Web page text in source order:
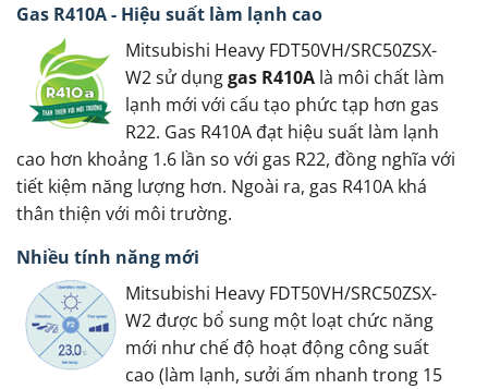
Gas R410A - Hiệu suất làm lạnh cao
Mitsubishi Heavy FDT50VH/SRC50ZSX-
W2 sử dụnggas R410A là môi chất làm
lạnh mới với cấu tạo phức tạp hơn gas
R22. Gas R410A đạt hiệu suất làm lạnh
cao hơn khoảng 1.6 lần so với gas R22, đồng nghĩa với
tiết kiệm năng lượng hơn. Ngoài ra, gas R410A khá
thân thiện với môi trường.
Nhiều tính năng mới
Mitsubishi Heavy FDT50VH/SRC50ZSX-
W2 được bổ sung một loạt chức năng
mới như chế độ hoạt động công suất
cao (làm lạnh, sưởi ấm nhanh trong 15